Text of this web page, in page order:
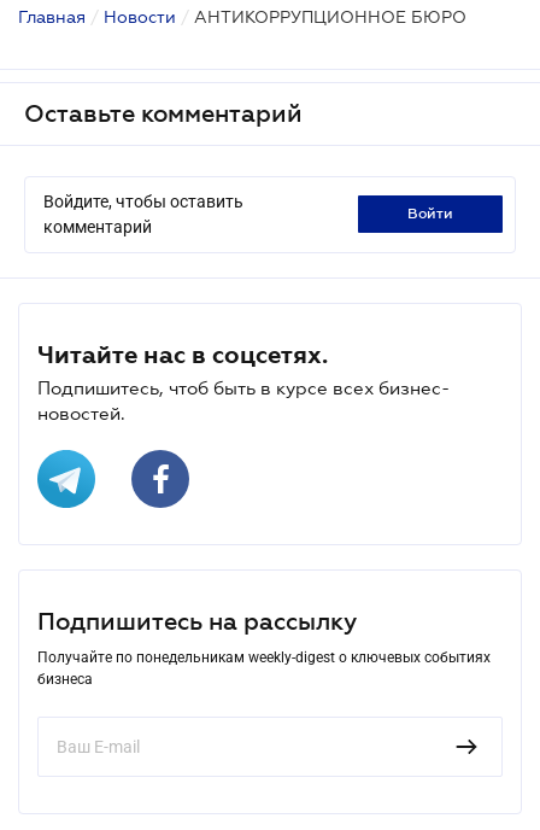
Главная / Новости / АНТИКОРРУПЦИОННОЕ БЮРО
Оставьте комментарий
Войдите, чтобы оставить
комментарий
войти
Читайте нас в соцсетях.
Подпишитесь, чтоб быть в курсе всех бизнес-
новостей.
Подпишитесь на рассылку
Получайте по понедельникам weekly-digest о ключевых событиях
бизнеса